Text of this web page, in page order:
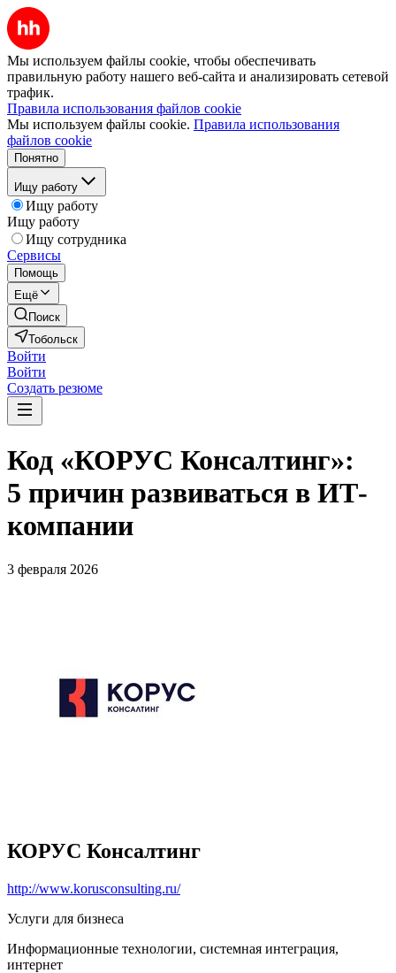
Мы используем файлы cookie, чтобы обеспечивать
правильную работу нашего веб-сайта и анализировать сетевой
трафик.
Правила использования файлов cookie
Мы используем файлы cookie. Правила использования
файлов cookie
Понятно
Ищу работу
Ищу работу
Ищу работу
Ищу сотрудника
Сервисы
Помощь
Ещё
Поиск
Тобольск
Войти
Войти
Создать резюме
Код «КОРУС Консалтинг»:
5 причин развиваться в ИТ-
компании
3 февраля 2026
КОРУС Консалтинг
http://www.korusconsulting.ru/
Услуги для бизнеса
Информационные технологии, системная интеграция,
интернет